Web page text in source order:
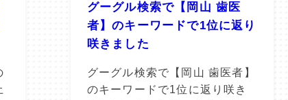
グーグル検索で【岡山 歯医
者】のキーワードで1位に返り
咲きました
グーグル検索で【岡山 歯医者】
のキーワードで1位に返り咲き